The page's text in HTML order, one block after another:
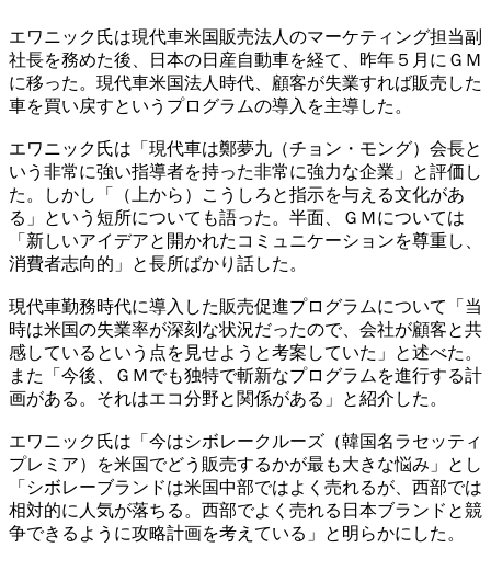
エワニック氏は現代車米国販売法人のマーケティング担当副
社長を務めた後、日本の日産自動車を経て、昨年５月にＧＭ
に移った。現代車米国法人時代、顧客が失業すれば販売した
車を買い戻すというプログラムの導入を主導した。
エワニック氏は「現代車は鄭夢九（チョン・モング）会長と
いう非常に強い指導者を持った非常に強力な企業」と評価し
た。しかし「（上から）こうしろと指示を与える文化があ
る」という短所についても語った。半面、ＧＭについては
「新しいアイデアと開かれたコミュニケーションを尊重し、
消費者志向的」と長所ばかり話した。
現代車勤務時代に導入した販売促進プログラムについて「当
時は米国の失業率が深刻な状況だったので、会社が顧客と共
感しているという点を見せようと考案していた」と述べた。
また「今後、ＧＭでも独特で斬新なプログラムを進行する計
画がある。それはエコ分野と関係がある」と紹介した。
エワニック氏は「今はシボレークルーズ（韓国名ラセッティ
プレミア）を米国でどう販売するかが最も大きな悩み」とし
「シボレーブランドは米国中部ではよく売れるが、西部では
相対的に人気が落ちる。西部でよく売れる日本ブランドと競
争できるように攻略計画を考えている」と明らかにした。